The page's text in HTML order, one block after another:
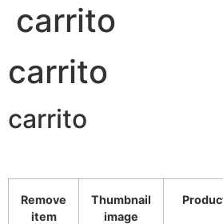
carrito
carrito
carrito
Remove
item
Thumbnail
image